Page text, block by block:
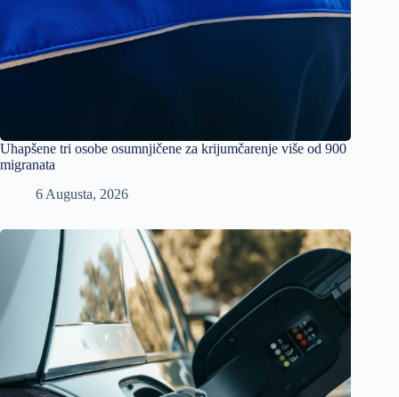
Uhapšene tri osobe osumnjičene za krijumčarenje više od 900
migranata
6 Augusta, 2026